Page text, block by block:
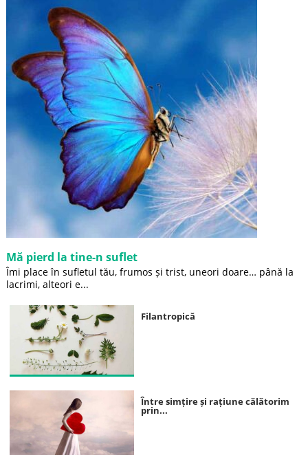
Mă pierd la tine-n suflet
Îmi place în sufletul tău, frumos și trist, uneori doare… până la
lacrimi, alteori e...
Filantropică
Între simțire și rațiune călătorim
prin...